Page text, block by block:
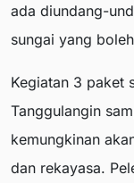
ada diundang-
sungai yang
Kegiatan 3 paket
Tanggulangin
kemungkinan
dan rekayasa.